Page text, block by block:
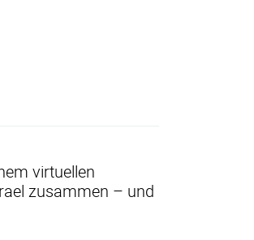
virtuellen
zusammen – und